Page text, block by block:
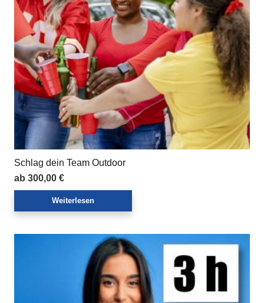
Schlag dein Team Outdoor
ab 300,00 €
Weiterlesen